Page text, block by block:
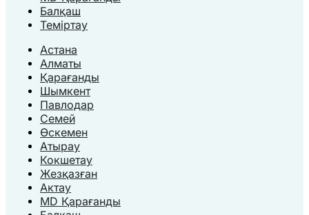
Балқаш
Теміртау
Астана
Алматы
Қарағанды
Шымкент
Павлодар
Семей
Өскемен
Атырау
Кокшетау
Жезқазған
Актау
MD Қарағанды